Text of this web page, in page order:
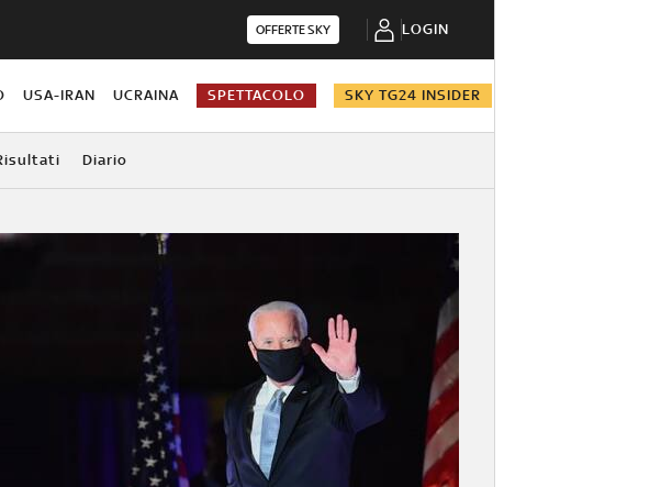
OFFERTE SKY LOGIN
USA-IRAN UCRAINA SPETTACOLO SKY TG24 INSIDER
Diario